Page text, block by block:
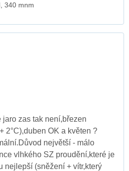
340 mnm
zas tak není,březen
2°C),duben OK a květen ?
největší - málo
vlhkého SZ proudění,které je
nejlepší (sněžení + vítr,který